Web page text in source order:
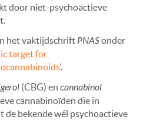
door niet-psychoactieve
het vaktijdschrift PNASonder
target for
‘.
(CBG) en cannabinol
cannabinoïden die in
de bekende wél psychoactieve